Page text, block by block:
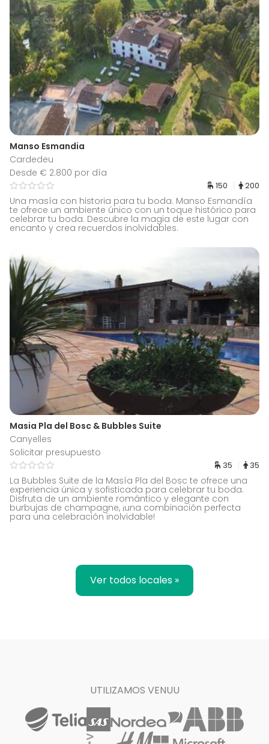
Manso Esmandia
Cardedeu
Desde € 2.800 por día
150 200
Una masía con historia para tu boda. Manso Esmandía
te ofrece un ambiente único con un toque histórico para
celebrar tu boda. Descubre la magia de este lugar con
encanto y crea recuerdos inolvidables.
Masia Pla del Bosc & Bubbles Suite
Canyelles
Solicitar presupuesto
35 35
La Bubbles Suite de la Masía Pla del Bosc te ofrece una
experiencia única y sofisticada para celebrar tu boda.
Disfruta de un ambiente romántico y elegante con
burbujas de champagne, ¡una combinación perfecta
para una celebración inolvidable!
Ver todos locales »
UTILIZAMOS VENUU